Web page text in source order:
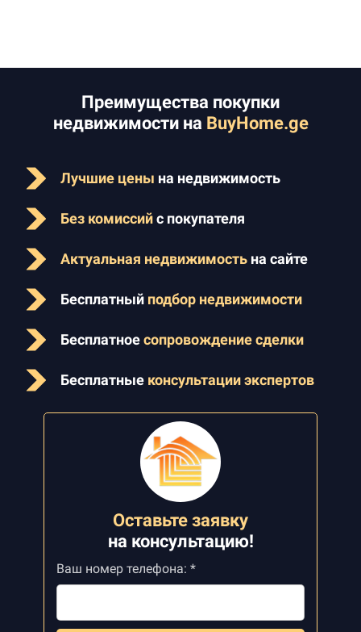
Преимущества покупки
недвижимости на BuyHome.ge
Лучшие цены на недвижимость
Без комиссийс покупателя
Актуальная недвижимость на сайте
Бесплатный подбор недвижимости
Бесплатноесопровождение сделки
Бесплатные консультации экспертов
Оставьте заявку
на консультацию!
Ваш номер телефона: *